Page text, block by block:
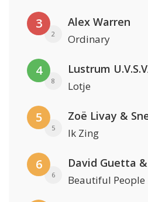
3
2
Alex Warren
Ordinary
4
8 Lotje
5
5
Zoë Livay &
Ik Zing
6
6
David Guetta
Beautiful People